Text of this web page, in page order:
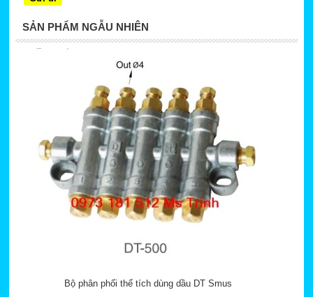
SẢN PHẨM NGẪU NHIÊN
Bộ phân phối thể tích dùng dầu DT Smus